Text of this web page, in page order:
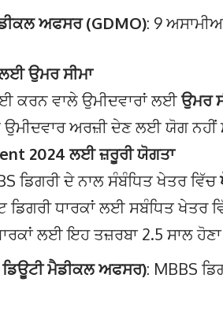
ਅਫਸਰ (GDMO): 9
ਉਮਰ ਸੀਮਾ
ਕਰਨ ਵਾਲੇ ਉਮੀਦਵਾਰਾਂ ਲਈਉਮਰ
ਉਮੀਦਵਾਰ ਅਰਜ਼ੀ ਦੇਣ ਲਈ ਯੋਗ
2024 ਲਈ ਜ਼ਰੂਰੀ ਯੋਗਤਾ
ਡਿਗਰੀ ਦੇ ਨਾਲ ਸੰਬੰਧਿਤ ਖੇਤਰ ਵਿੱਚ
ਧਾਰਕਾਂ ਲਈ ਸਬੰਧਿਤ ਖੇਤਰ
ਲਈ ਇਹ ਤਜ਼ਰਬਾ 2.5 ਸਾਲ ਹੋਣਾ
ਮੈਡੀਕਲ ਅਫਸਰ): MBBS